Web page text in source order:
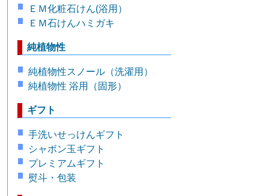
ＥＭ化粧石けん(浴用）
ＥＭ石けんハミガキ
純植物性
純植物性スノール（洗濯用）
純植物性 浴用（固形）
ギフト
手洗いせっけんギフト
シャボン玉ギフト
プレミアムギフト
熨斗・包装